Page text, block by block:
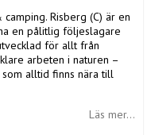
Risberg (C) är en
en pålitlig följeslagare
för allt från
arbeten i naturen –
alltid finns nära till
Läs mer...